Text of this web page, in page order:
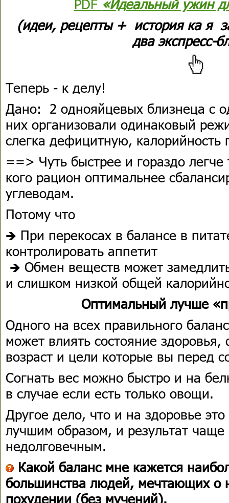
PDF «Идеальный ужин
(идеи, рецепты + история ка я
два экспресс-
Теперь - к делу!
Дано: 2 однояйцевых близнеца с
них организовали одинаковый
слегка дефицитную, калорийность
==> Чуть быстрее и гораздо легче
кого рацион оптимальнее
углеводам.
Потому что
🡺 При перекосах в балансе в
контролировать аппетит
🡺 Обмен веществ может
и слишком низкой общей
Оптимальный лучше
Одного на всех правильного
может влиять состояние здоровья,
возраст и цели которые вы перед
Согнать вес можно быстро и на
в случае если есть только овощи.
Другое дело, что и на здоровье
лучшим образом, и результат чаще
недолговечным.
Какой баланс мне кажется
большинства людей, мечтающих о
похудении (без мучений).